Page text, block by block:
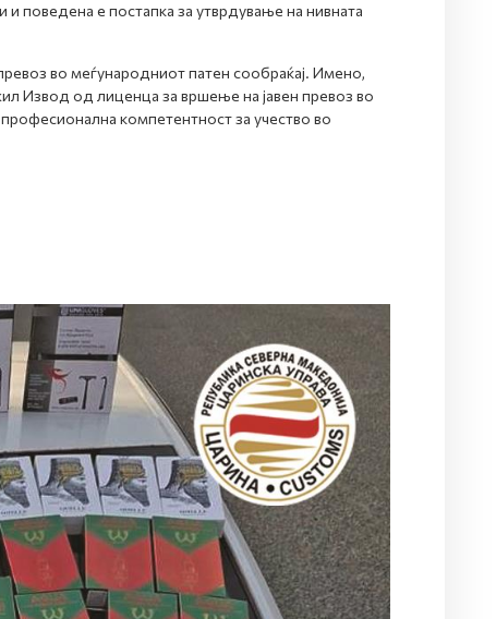
поведена е постапка за утврдување на нивната
во меѓународниот патен сообраќај. Имено,
Извод од лиценца за вршење на јавен превоз во
компетентност за учество во